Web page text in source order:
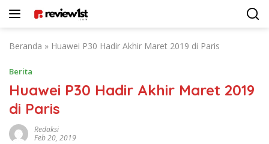
Beranda » Huawei P30 Hadir Akhir Maret 2019 di Paris
Berita
Huawei P30 Hadir Akhir Maret 2019
di Paris
Redaksi
Feb 20, 2019